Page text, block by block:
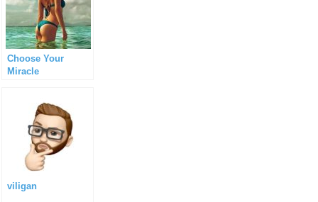
Choose Your
Miracle
viligan